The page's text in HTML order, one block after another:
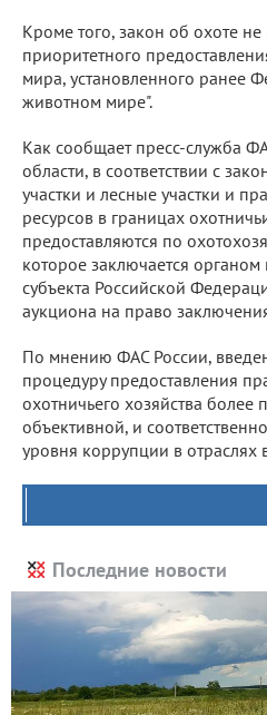
Кроме того, закон об охоте не
приоритетного
мира, установленного ранее
животном мире".
Как сообщает пресс-служба
области, в соответствии с
участки и лесные участки и
ресурсов в границах
предоставляются по
которое заключается органом
субъекта Российской
аукциона на право
По мнению ФАС России,
процедуру предоставления
охотничьего хозяйства более
объективной, и
уровня коррупции в отраслях
Последние новости